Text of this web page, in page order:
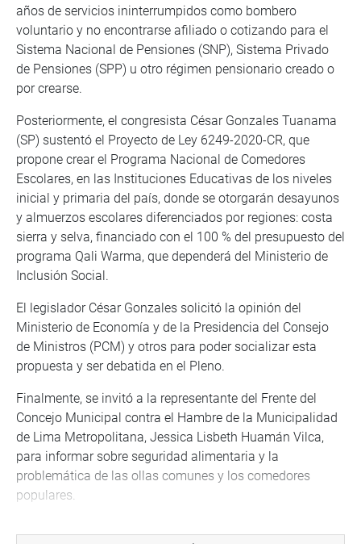
años de servicios ininterrumpidos como bombero
voluntario y no encontrarse afiliado o cotizando para el
Sistema Nacional de Pensiones (SNP), Sistema Privado
de Pensiones (SPP) u otro régimen pensionario creado o
por crearse.
Posteriormente, el congresista César Gonzales Tuanama
(SP) sustentó el Proyecto de Ley 6249-2020-CR, que
propone crear el Programa Nacional de Comedores
Escolares, en las Instituciones Educativas de los niveles
inicial y primaria del país, donde se otorgarán desayunos
y almuerzos escolares diferenciados por regiones: costa
sierra y selva, financiado con el 100 % del presupuesto del
programa Qali Warma, que dependerá del Ministerio de
Inclusión Social.
El legislador César Gonzales solicitó la opinión del
Ministerio de Economía y de la Presidencia del Consejo
de Ministros (PCM) y otros para poder socializar esta
propuesta y ser debatida en el Pleno.
Finalmente, se invitó a la representante del Frente del
Concejo Municipal contra el Hambre de la Municipalidad
de Lima Metropolitana, Jessica Lisbeth Huamán Vilca,
para informar sobre seguridad alimentaria y la
problemática de las ollas comunes y los comedores
populares.